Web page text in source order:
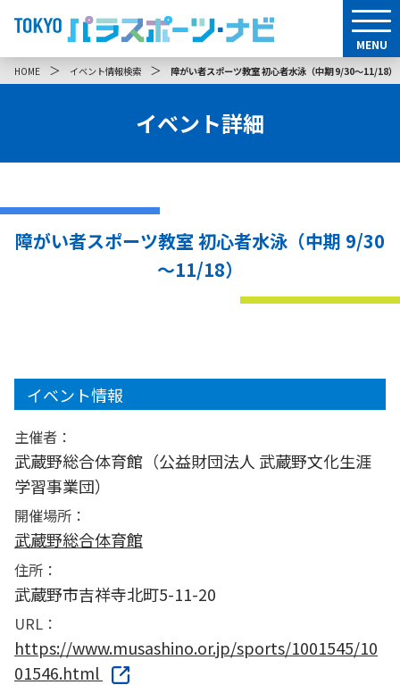
MENU
HOME ＞ イベント情報検索 ＞ 障がい者スポーツ教室 初心者水泳（中期 9/30～11/18）
イベント詳細
障がい者スポーツ教室 初心者水泳（中期 9/30
～11/18）
イベント情報
主催者：
武蔵野総合体育館（公益財団法人 武蔵野文化生涯
学習事業団）
開催場所：
武蔵野総合体育館
住所：
武蔵野市吉祥寺北町5-11-20
URL：
https://www.musashino.or.jp/sports/1001545/10
01546.html